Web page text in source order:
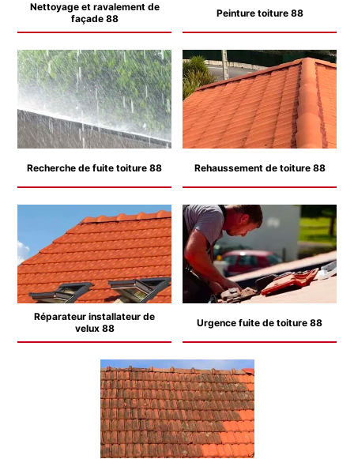
Nettoyage et ravalement de
façade 88
Peinture toiture 88
Recherche de fuite toiture 88 Rehaussement de toiture 88
Réparateur installateur de
velux 88
Urgence fuite de toiture 88